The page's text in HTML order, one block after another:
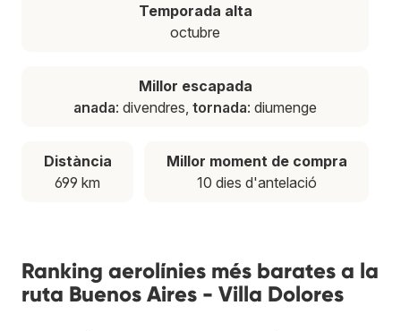
Temporada alta
octubre
Millor escapada
anada: divendres, tornada: diumenge
Distància
699 km
Millor moment de compra
10 dies d'antelació
Ranking aerolínies més barates a la
ruta Buenos Aires - Villa Dolores